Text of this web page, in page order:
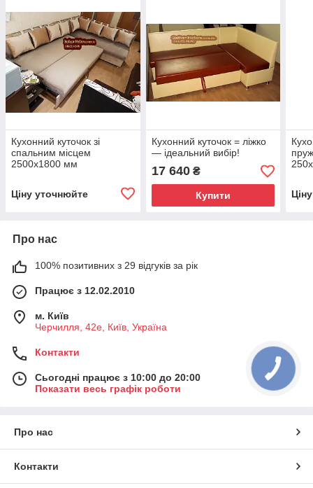
Кухонний куточок зі
спальним місцем
2500х1800 мм
Ціну уточнюйте
Кухонний куточок = ліжко
— ідеальний вибір!
17 640₴
Купити
Про нас
100% позитивних з 29 відгуків за рік
Працює з 12.02.2010
м. Київ
Черчилля, 42е, Київ, Україна
Контакти
Сьогодні працює з 10:00 до 20:00
Показати весь графік роботи
Про нас
Контакти